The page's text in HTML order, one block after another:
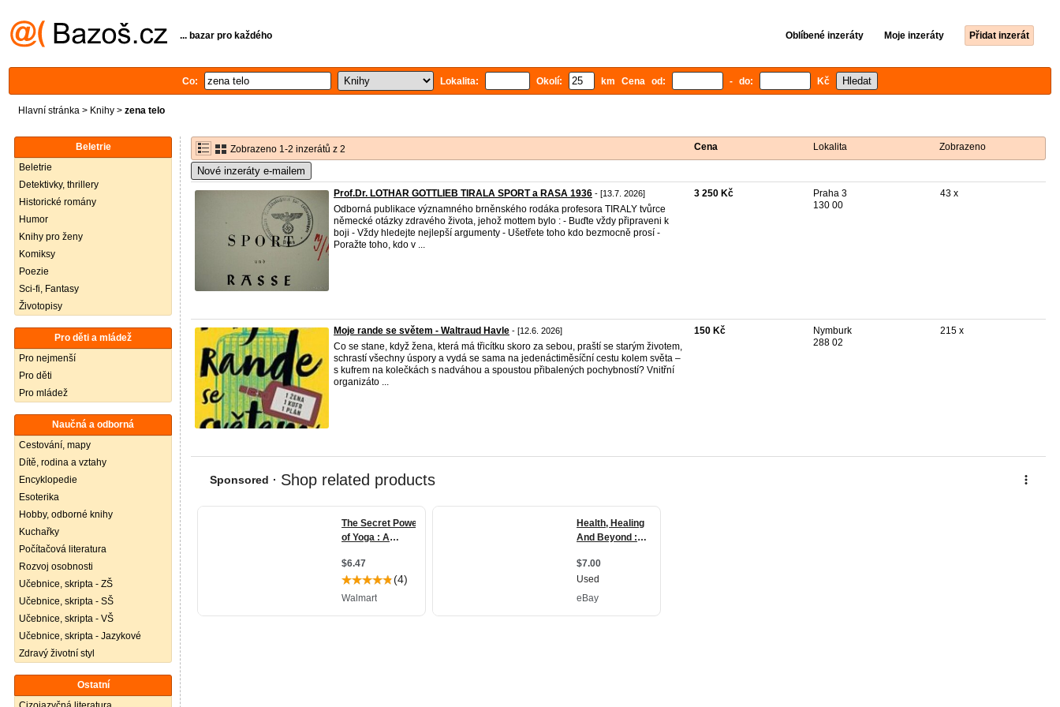
... bazar pro každého Oblíbené inzeráty Moje inzeráty Přidat inzerát
Co: Lokalita: Okolí: km Cena od: - do: Kč
Hlavní stránka > Knihy > zena telo
Beletrie
Beletrie
Detektivky, thrillery
Historické romány
Humor
Knihy pro ženy
Komiksy
Poezie
Sci-fi, Fantasy
Životopisy
Pro děti a mládež
Pro nejmenší
Pro děti
Pro mládež
Naučná a odborná
Cestování, mapy
Dítě, rodina a vztahy
Encyklopedie
Esoterika
Hobby, odborné knihy
Kuchařky
Počítačová literatura
Rozvoj osobnosti
Učebnice, skripta - ZŠ
Učebnice, skripta - SŠ
Učebnice, skripta - VŠ
Učebnice, skripta - Jazykové
Zdravý životní styl
Ostatní
Zobrazeno 1-2 inzerátů z 2 Cena Lokalita Zobrazeno
Nové inzeráty e-mailem
Prof.Dr. LOTHAR GOTTLIEB TIRALA SPORT a RASA 1936 - [13.7. 2026]
Odborná publikace významného brněnského rodáka profesora TIRALY tvůrce
německé otázky zdravého života, jehož mottem bylo : - Buďte vždy připraveni k
boji - Vždy hledejte nejlepší argumenty - Ušetřete toho kdo bezmocně prosí -
Poražte toho, kdo v ...
3 250 Kč
Praha 3
130 00
43 x
Moje rande se světem - Waltraud Havle - [12.6. 2026]
Co se stane, když žena, která má třicítku skoro za sebou, praští se starým životem,
schrastí všechny úspory a vydá se sama na jedenáctiměsíční cestu kolem světa –
s kufrem na kolečkách s nadváhou a spoustou přibalených pochybností? Vnitřní
organizáto ...
150 Kč
Nymburk
288 02
215 x